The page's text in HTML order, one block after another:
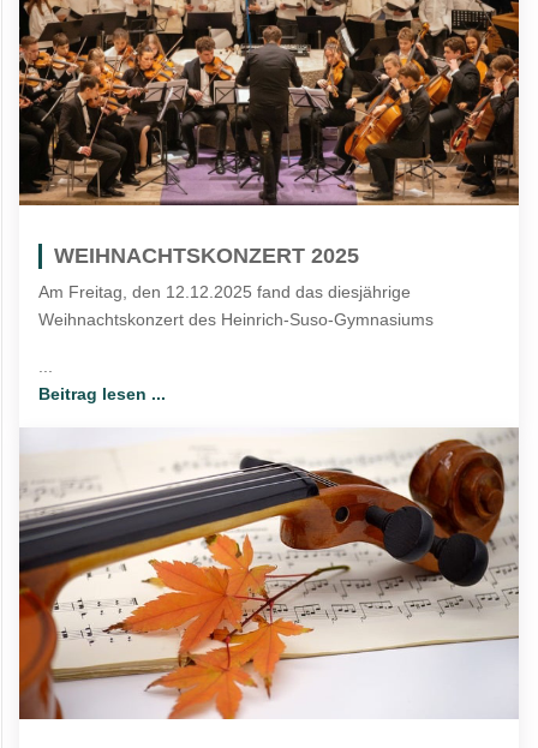
WEIHNACHTSKONZERT 2025
Am Freitag, den 12.12.2025 fand das diesjährige
Weihnachtskonzert des Heinrich-Suso-Gymnasiums
Beitrag lesen ...